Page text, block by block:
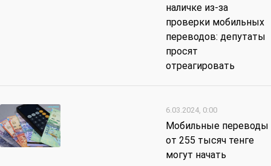
наличке из-за
проверки мобильных
переводов: депутаты
просят
отреагировать
6.03.2024, 0:00
Мобильные переводы
от 255 тысяч тенге
могут начать